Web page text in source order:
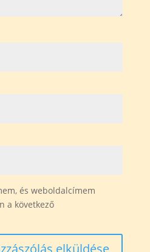
és weboldalcímem
a következő